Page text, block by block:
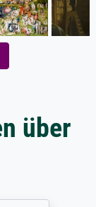
über